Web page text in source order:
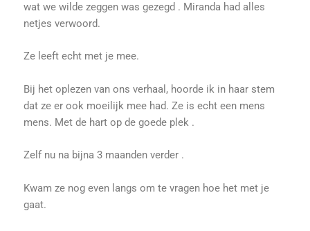
wat we wilde zeggen was gezegd . Miranda had alles
netjes verwoord.
Ze leeft echt met je mee.
Bij het oplezen van ons verhaal, hoorde ik in haar stem
dat ze er ook moeilijk mee had. Ze is echt een mens
mens. Met de hart op de goede plek .
Zelf nu na bijna 3 maanden verder .
Kwam ze nog even langs om te vragen hoe het met je
gaat.